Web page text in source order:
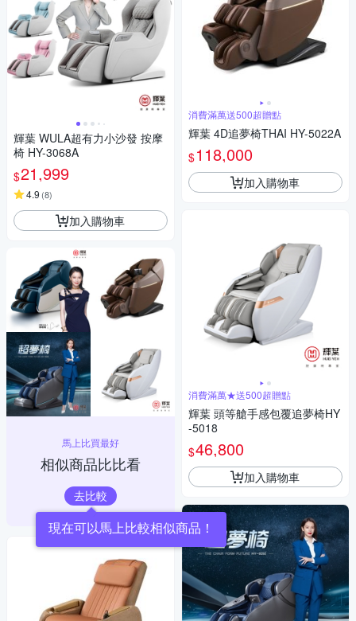
輝葉 WULA超有力小沙發 按摩
椅 HY-3068A
$21,999
4.9 (8)
加入購物車
馬上比買最好
相似商品比比看
去比較
現在可以馬上比較相似商品！
消費滿萬送500超贈點
輝葉 4D追夢椅THAI HY-5022A
$118,000
加入購物車
消費滿萬★送500超贈點
輝葉 頭等艙手感包覆追夢椅HY
-5018
$46,800
加入購物車